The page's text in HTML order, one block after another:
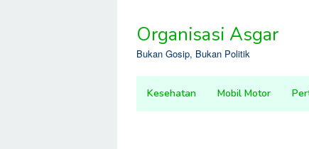
contentOrganisasi Asgar
Bukan Gosip, Bukan Politik
Kesehatan Mobil Motor